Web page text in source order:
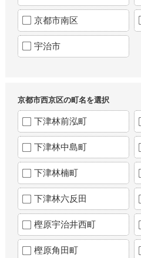
京都市南区
宇治市
京都市西京区の町名を選択
下津林前泓町
下津林中島町
下津林楠町
下津林六反田
樫原宇治井西町
樫原角田町